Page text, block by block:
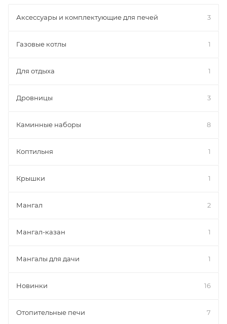
Аксессуары и комплектующие для печей 3
Газовые котлы 1
Для отдыха 1
Дровницы 3
Каминные наборы 8
Коптильня 1
Крышки 1
Мангал 2
Мангал-казан 1
Мангалы для дачи 1
Новинки 16
Отопительные печи 7